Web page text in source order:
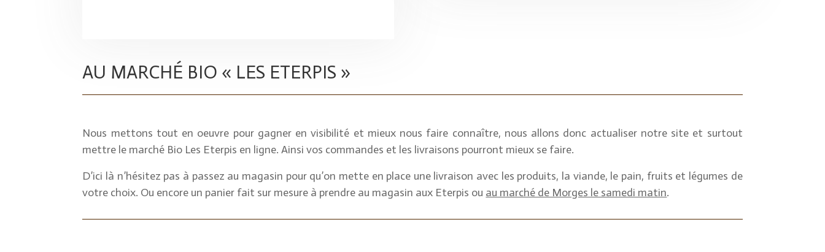
AU MARCHÉ BIO « LES ETERPIS »
Nous mettons tout en oeuvre pour gagner en visibilité et mieux nous faire connaître, nous allons donc actualiser notre site et surtout
mettre le marché Bio Les Eterpis en ligne. Ainsi vos commandes et les livraisons pourront mieux se faire.
D’ici là n’hésitez pas à passez au magasin pour qu’on mette en place une livraison avec les produits, la viande, le pain, fruits et légumes de
votre choix. Ou encore un panier fait sur mesure à prendre au magasin aux Eterpis ou au marché de Morges le samedi matin.